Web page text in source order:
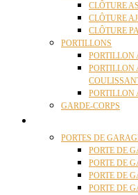
CLÔTURE
CLÔTURE
CLÔTURE
PORTILLONS
PORTILLON
PORTILLON
PORTILLON
GARDE-CORPS
PORTES DE
PORTE DE
PORTE DE
PORTE DE
PORTE DE